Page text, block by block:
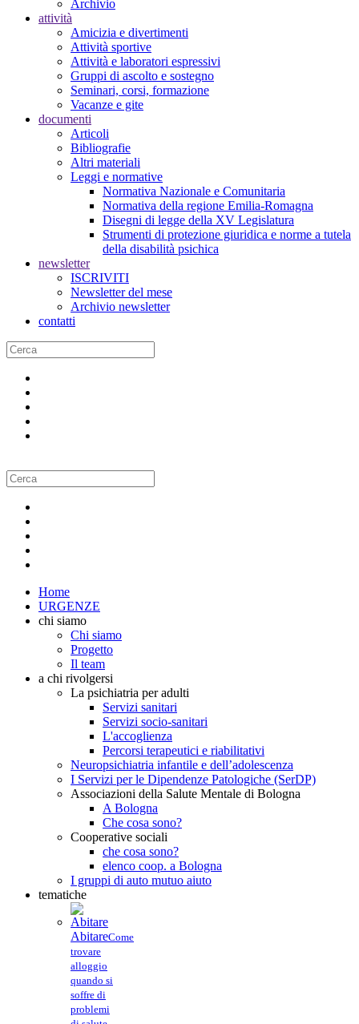
Archivio
attività
Amicizia e divertimenti
Attività sportive
Attività e laboratori espressivi
Gruppi di ascolto e sostegno
Seminari, corsi, formazione
Vacanze e gite
documenti
Articoli
Bibliografie
Altri materiali
Leggi e normative
Normativa Nazionale e Comunitaria
Normativa della regione Emilia-Romagna
Disegni di legge della XV Legislatura
Strumenti di protezione giuridica e norme a tutela
della disabilità psichica
newsletter
ISCRIVITI
Newsletter del mese
Archivio newsletter
contatti
Home
URGENZE
chi siamo
Chi siamo
Progetto
Il team
a chi rivolgersi
La psichiatria per adulti
Servizi sanitari
Servizi socio-sanitari
L'accoglienza
Percorsi terapeutici e riabilitativi
Neuropsichiatria infantile e dell’adolescenza
I Servizi per le Dipendenze Patologiche (SerDP)
Associazioni della Salute Mentale di Bologna
A Bologna
Che cosa sono?
Cooperative sociali
che cosa sono?
elenco coop. a Bologna
I gruppi di auto mutuo aiuto
tematiche
AbitareCome
trovare
alloggio
quando si
soffre di
problemi